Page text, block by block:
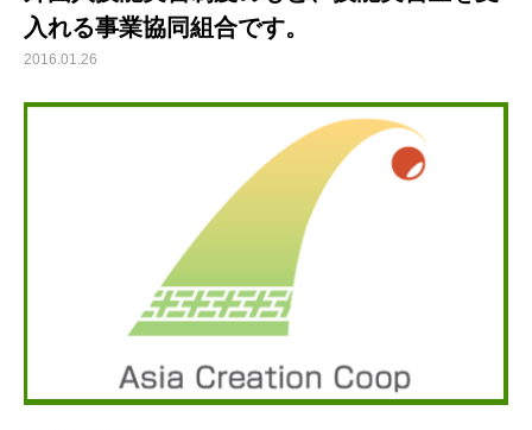
入れる事業協同組合です。
2016.01.26